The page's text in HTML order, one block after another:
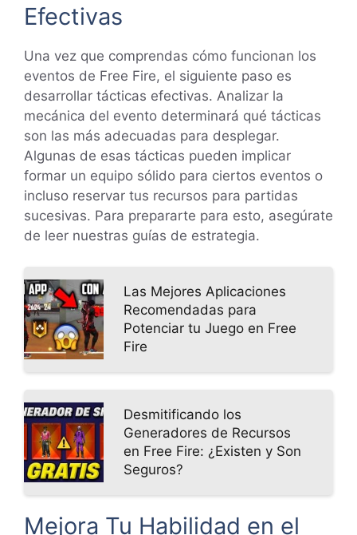
Efectivas
Una vez que comprendas cómo funcionan los
eventos de Free Fire, el siguiente paso es
desarrollar tácticas efectivas. Analizar la
mecánica del evento determinará qué tácticas
son las más adecuadas para desplegar.
Algunas de esas tácticas pueden implicar
formar un equipo sólido para ciertos eventos o
incluso reservar tus recursos para partidas
sucesivas. Para prepararte para esto, asegúrate
de leer nuestras guías de estrategia.
Las Mejores Aplicaciones
Recomendadas para
Potenciar tu Juego en Free
Fire
Desmitificando los
Generadores de Recursos
en Free Fire: ¿Existen y Son
Seguros?
Mejora Tu Habilidad en el